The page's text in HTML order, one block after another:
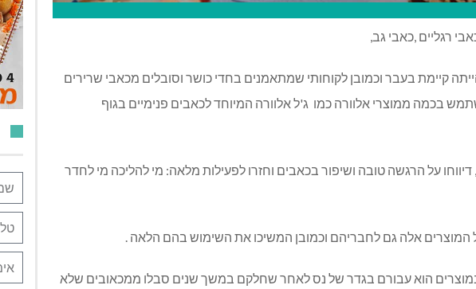
רגליים ,כאבי גב,
קיימת בעבר וכמובן לקוחותי שמתאמנים בחדי כושר וסובלים מכאבי שרירים
בכמה ממוצרי אלוורה כמו ג'ל אלוורה המיוחד לכאבים פנימיים בגוף
על הרגשה טובה ושיפור בכאבים וחזרו לפעילות מלאה: מי להליכה מי לחדר
אלה גם לחבריהם וכמובן המשיכו את השימוש בהם הלאה .
הוא עבורם בגדר של נס לאחר שחלקם במשך שנים סבלו ממכאובים שלא